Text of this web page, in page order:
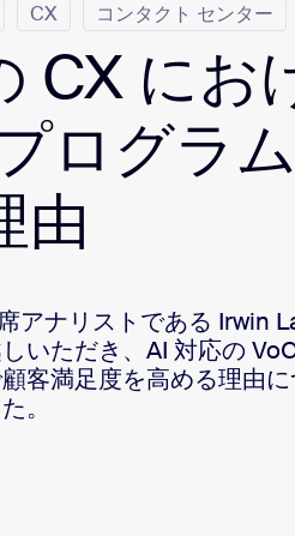
注目を集
My
CX コンタクト センター
CX にお
ログラ
由
アナリストである Irwin
いただき、AI 対応の
客満足度を高める理由
。